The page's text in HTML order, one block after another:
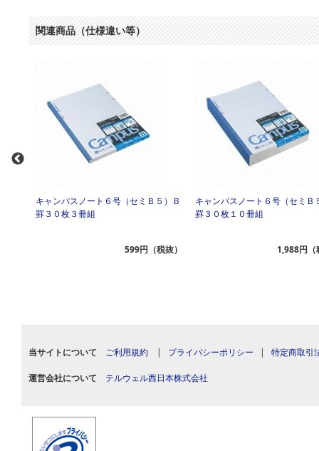
関連商品（仕様違い等）
キャンパスノート６号（セミＢ５）Ｂ
罫３０枚３冊組
599円（税抜）
キャンパスノート６号（セミＢ
罫３０枚１０冊組
1,988円（
当サイトについて ご利用規約 | プライバシーポリシー | 特定商取引
運営会社について テルウェル西日本株式会社